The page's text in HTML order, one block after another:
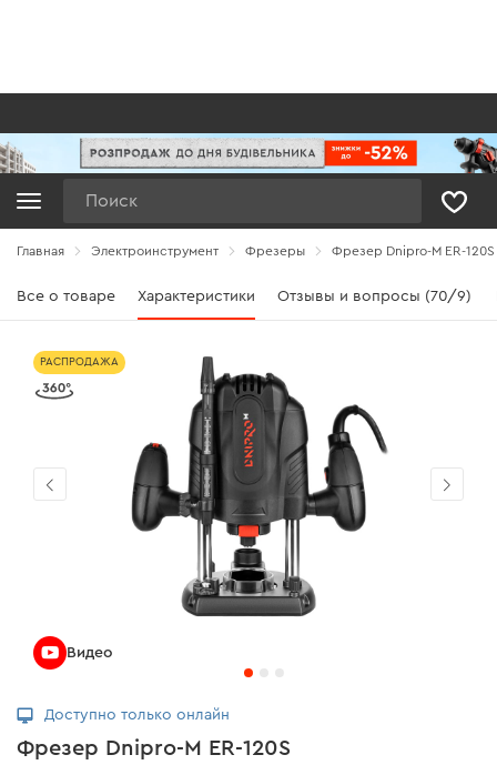
Главная Электроинструмент Фрезеры Фрезер Dnipro-M ЕR-120S
Все о товаре Характеристики Отзывы и вопросы (70/9)
Фрезер Dnipro-M ЕR-120S
Доступно только онлайн
РАСПРОДАЖА
Видео